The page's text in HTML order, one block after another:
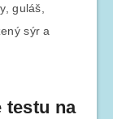
guláš,
sýr a
testu na